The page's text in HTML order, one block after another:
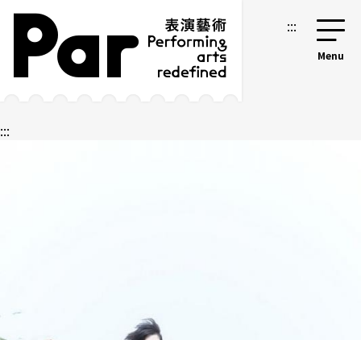
跳到主要内容区块
网站导览 :::
:::